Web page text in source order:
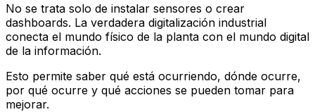
No se trata solo de instalar sensores o crear
dashboards. La verdadera digitalización industrial
conecta el mundo físico de la planta con el mundo digital
de la información.
Esto permite saber qué está ocurriendo, dónde ocurre,
por qué ocurre y qué acciones se pueden tomar para
mejorar.